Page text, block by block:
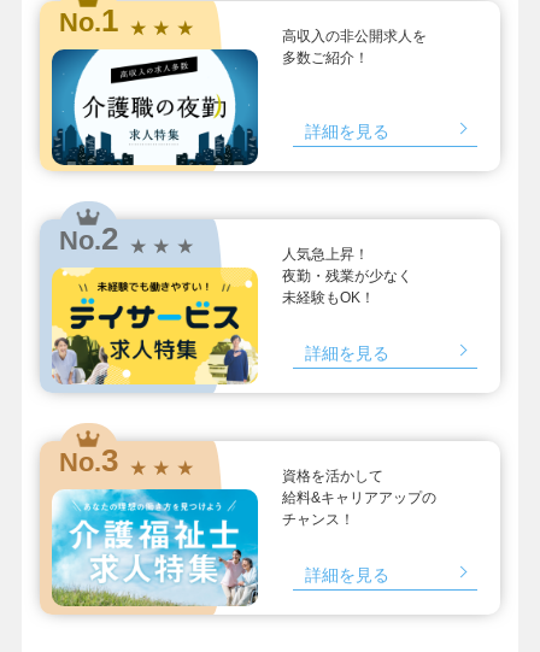
No.1 ★ ★ ★
高収入の非公開求人を
多数ご紹介！
詳細を見る
No.2 ★ ★ ★
人気急上昇！
夜勤・残業が少なく
未経験もOK！
詳細を見る
No.3 ★ ★ ★
資格を活かして
給料&キャリアアップの
チャンス！
詳細を見る